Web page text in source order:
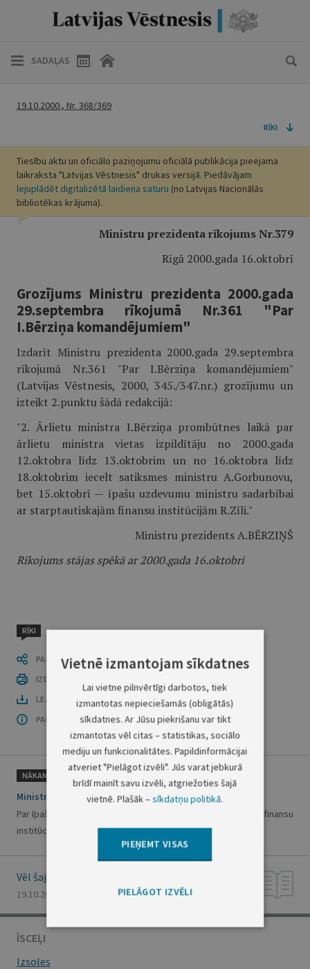
SADAĻAS
19.10.2000., Nr. 368/369
RĪKI
Tiesību aktu un oficiālo paziņojumu oficiālā publikācija pieejama
laikraksta "Latvijas Vēstnesis" drukas versijā. Piedāvājam
lejuplādēt digitalizētā laidiena saturu (no Latvijas Nacionālās
bibliotēkas krājuma).
Ministru prezidenta rīkojums Nr.379
Rīgā 2000.gada 16.oktobrī
Grozījums Ministru prezidenta 2000.gada
29.septembra rīkojumā Nr.361 "Par
I.Bērziņa komandējumiem"
Izdarīt Ministru prezidenta 2000.gada 29.septembra
rīkojumā Nr.361 "Par I.Bērziņa komandējumiem"
(Latvijas Vēstnesis, 2000, 345./347.nr.) grozījumu un
izteikt 2.punktu šādā redakcijā:
"2. Ārlietu ministra I.Bērziņa prombūtnes laikā par
ārlietu ministra vietas izpildītāju no 2000.gada
12.oktobra līdz 13.oktobrim un no 16.oktobra līdz
18.oktobrim iecelt satiksmes ministru A.Gorbunovu,
bet 15.oktobrī — īpašu uzdevumu ministru sadarbībai
ar starptautiskajām finansu institūcijām R.Zīli."
Ministru prezidents A.BĒRZIŅŠ
Rīkojums stājas spēkā ar 2000.gada 16.oktobri
RĪKI
PASTĀSTI CITIEM
IZDRUKĀT PUBLIKĀCIJU
LEJUPLĀDĒT LAIDIENU (PDF)
PAR OFICIĀLO IZDEVUMU
NĀKAMAIS
Ministru prezidenta rīkojums Nr.380
Par īpašu uzdevumu ministra sadarbībai ar starptautiskajām finansu
institūcijām pienākumu pildīšanu
Vēl šajā numurā
19.10.2000., Nr. 368/369
ĪSCEĻI
Izsoles
Vietnē izmantojam sīkdatnes
Lai vietne pilnvērtīgi darbotos, tiek
izmantotas nepieciešamās (obligātās)
sīkdatnes. Ar Jūsu piekrišanu var tikt
izmantotas vēl citas – statistikas, sociālo
mediju un funkcionalitātes. Papildinformācijai
atveriet "Pielāgot izvēli". Jūs varat jebkurā
brīdī mainīt savu izvēli, atgriežoties šajā
vietnē. Plašāk –sīkdatņu politikā.
PIEŅEMT VISAS
PIELĀGOT IZVĒLI